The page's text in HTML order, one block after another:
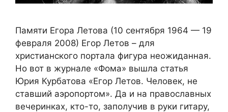
Памяти Егора Летова (10 сентября 1964 — 19
февраля 2008) Егор Летов – для
христианского портала фигура неожиданная.
Но вот в журнале «Фома» вышла статья
Юрия Курбатова «Егор Летов. Человек, не
ставший аэропортом». Да и на православных
вечеринках, кто-то, заполучив в руки гитару,